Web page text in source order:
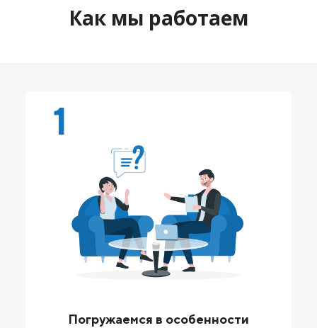
Как мы работаем
1
Погружаемся в особенности